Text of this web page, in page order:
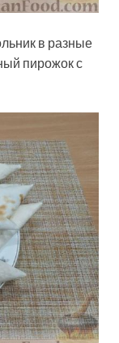
в разные
пирожок с